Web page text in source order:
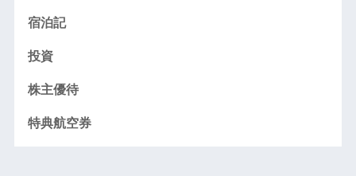
宿泊記
投資
株主優待
特典航空券